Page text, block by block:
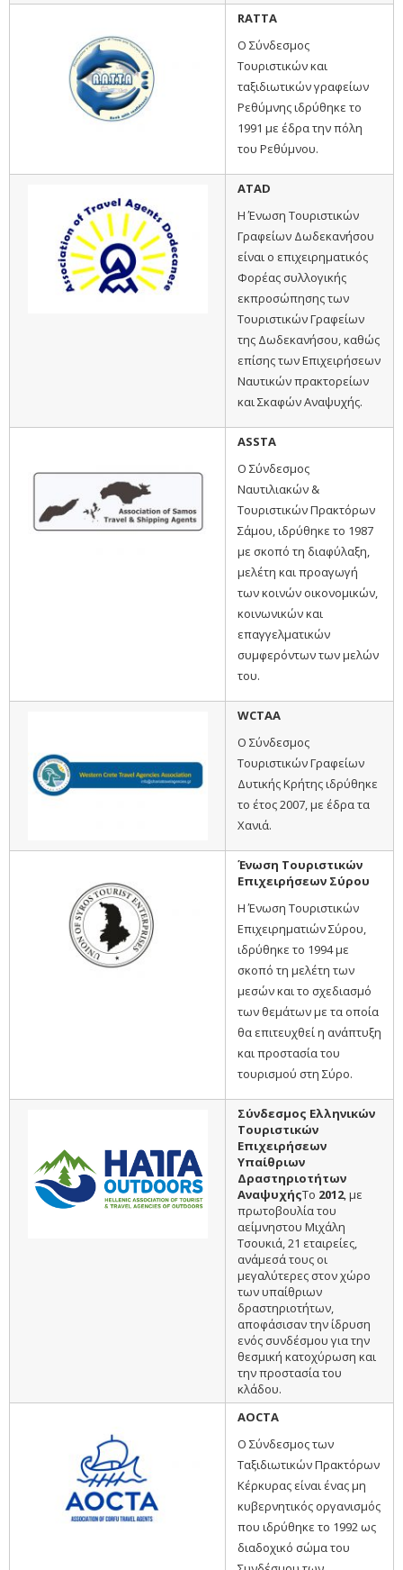
RATTA
Ο Σύνδεσμος
Τουριστικών και
ταξιδιωτικών γραφείων
Ρεθύμνης ιδρύθηκε το
1991 με έδρα την πόλη
του Ρεθύμνου.
ATAD
Η Ένωση Τουριστικών
Γραφείων Δωδεκανήσου
είναι ο επιχειρηματικός
Φορέας συλλογικής
εκπροσώπησης των
Τουριστικών Γραφείων
της Δωδεκανήσου, καθώς
επίσης των Επιχειρήσεων
Ναυτικών πρακτορείων
και Σκαφών Αναψυχής.
ASSTA
Ο Σύνδεσμος
Ναυτιλιακών &
Τουριστικών Πρακτόρων
Σάμου, ιδρύθηκε το 1987
με σκοπό τη διαφύλαξη,
μελέτη και προαγωγή
των κοινών οικονομικών,
κοινωνικών και
επαγγελματικών
συμφερόντων των μελών
του.
WCTAA
Ο Σύνδεσμος
Τουριστικών Γραφείων
Δυτικής Κρήτης ιδρύθηκε
το έτος 2007, με έδρα τα
Χανιά.
Ένωση Τουριστικών
Επιχειρήσεων Σύρου
Η Ένωση Τουριστικών
Επιχειρηματιών Σύρου,
ιδρύθηκε το 1994 με
σκοπό τη μελέτη των
μεσών και το σχεδιασμό
των θεμάτων με τα οποία
θα επιτευχθεί η ανάπτυξη
και προστασία του
τουρισμού στη Σύρο.
Σύνδεσμος Ελληνικών
Τουριστικών
Επιχειρήσεων
Υπαίθριων
Δραστηριοτήτων
ΑναψυχήςΤo 2012, με
πρωτοβουλία του
αείμνηστου Μιχάλη
Τσουκιά, 21 εταιρείες,
ανάμεσά τους οι
μεγαλύτερες στον χώρο
των υπαίθριων
δραστηριοτήτων,
αποφάσισαν την ίδρυση
ενός συνδέσμου για την
θεσμική κατοχύρωση και
την προστασία του
κλάδου.
AOCTA
O Σύνδεσμος των
Ταξιδιωτικών Πρακτόρων
Κέρκυρας είναι ένας μη
κυβερνητικός οργανισμός
που ιδρύθηκε το 1992 ως
διαδοχικό σώμα του